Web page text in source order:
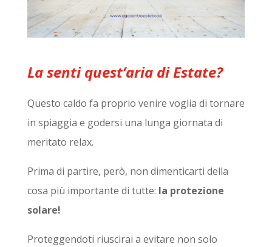
La senti quest’aria di Estate?
Questo caldo fa proprio venire voglia di tornare
in spiaggia e godersi una lunga giornata di
meritato relax.
Prima di partire, però, non dimenticarti della
cosa più importante di tutte: la protezione
solare!
Proteggendoti riuscirai a evitare non solo